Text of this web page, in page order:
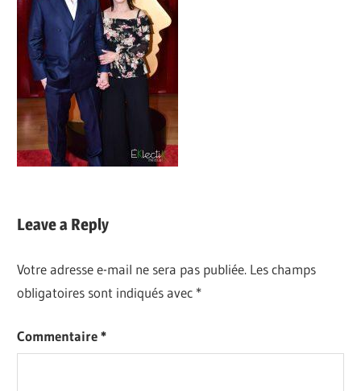
Leave a Reply
Votre adresse e-mail ne sera pas publiée. Les champs
obligatoires sont indiqués avec *
Commentaire*